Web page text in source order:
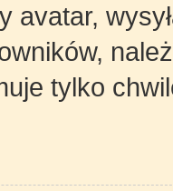
avatar,
tylko